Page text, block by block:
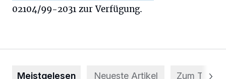
02104/99-2031 zur Verfügung.
Meistgelesen Neueste Artikel Zum Thema